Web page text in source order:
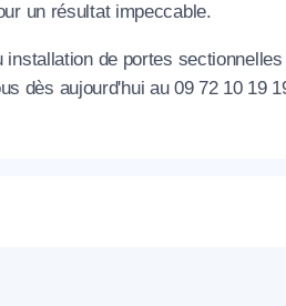
un résultat impeccable.
de portes
dès aujourd'hui au 09 72 10 19